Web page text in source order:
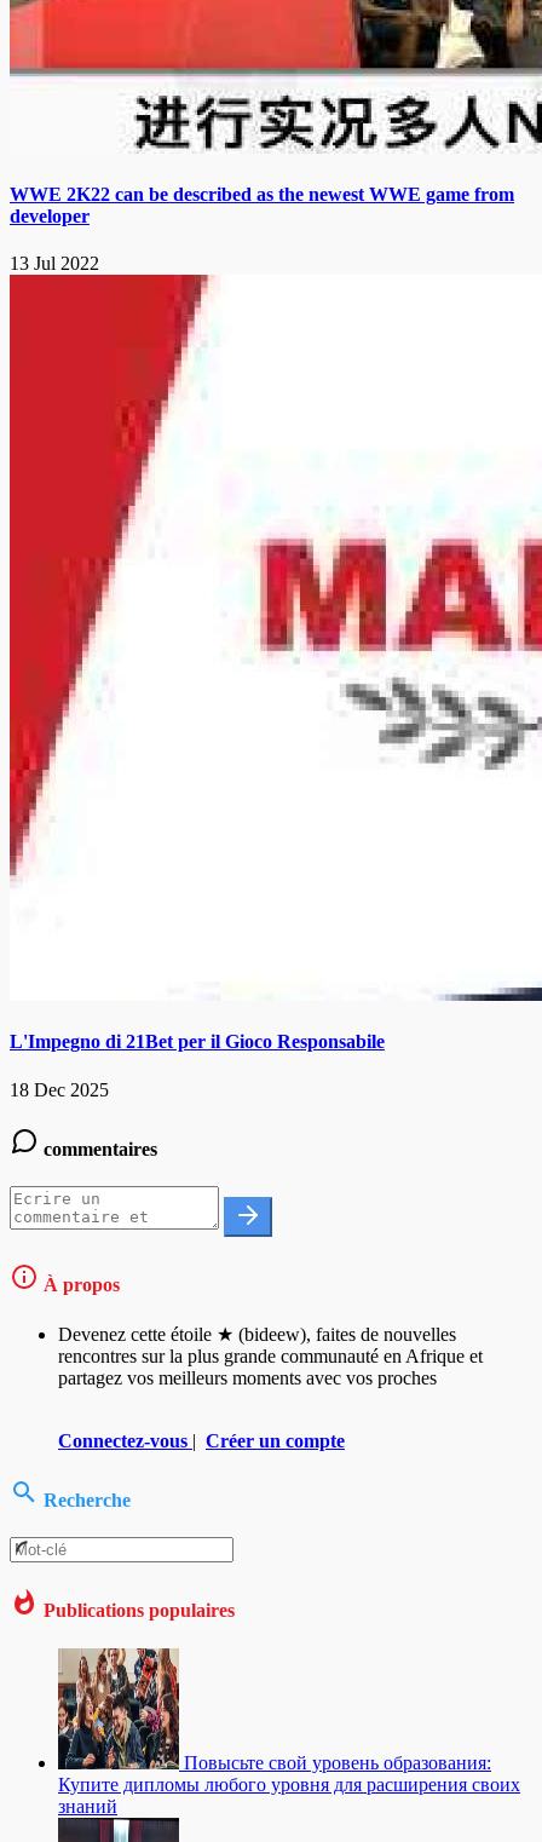
WWE 2K22 can be described as the newest WWE game from
developer
13 Jul 2022
L'Impegno di 21Bet per il Gioco Responsabile
18 Dec 2025
commentaires
À propos
Devenez cette étoile ★ (bideew), faites de nouvelles
rencontres sur la plus grande communauté en Afrique et
partagez vos meilleurs moments avec vos proches
Connectez-vous | Créer un compte
Recherche
Publications populaires
Повысьте свой уровень образования:
Купите дипломы любого уровня для расширения своих
знаний